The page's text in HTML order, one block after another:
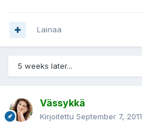
Lainaa
5 weeks later...
Vässykkä
Kirjoitettu September 7, 2011